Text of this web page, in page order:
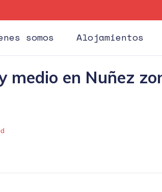
somos Alojamientos
medio en Nuñez